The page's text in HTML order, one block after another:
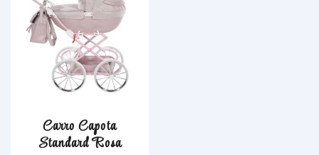
Carro Capota
Standard Rosa